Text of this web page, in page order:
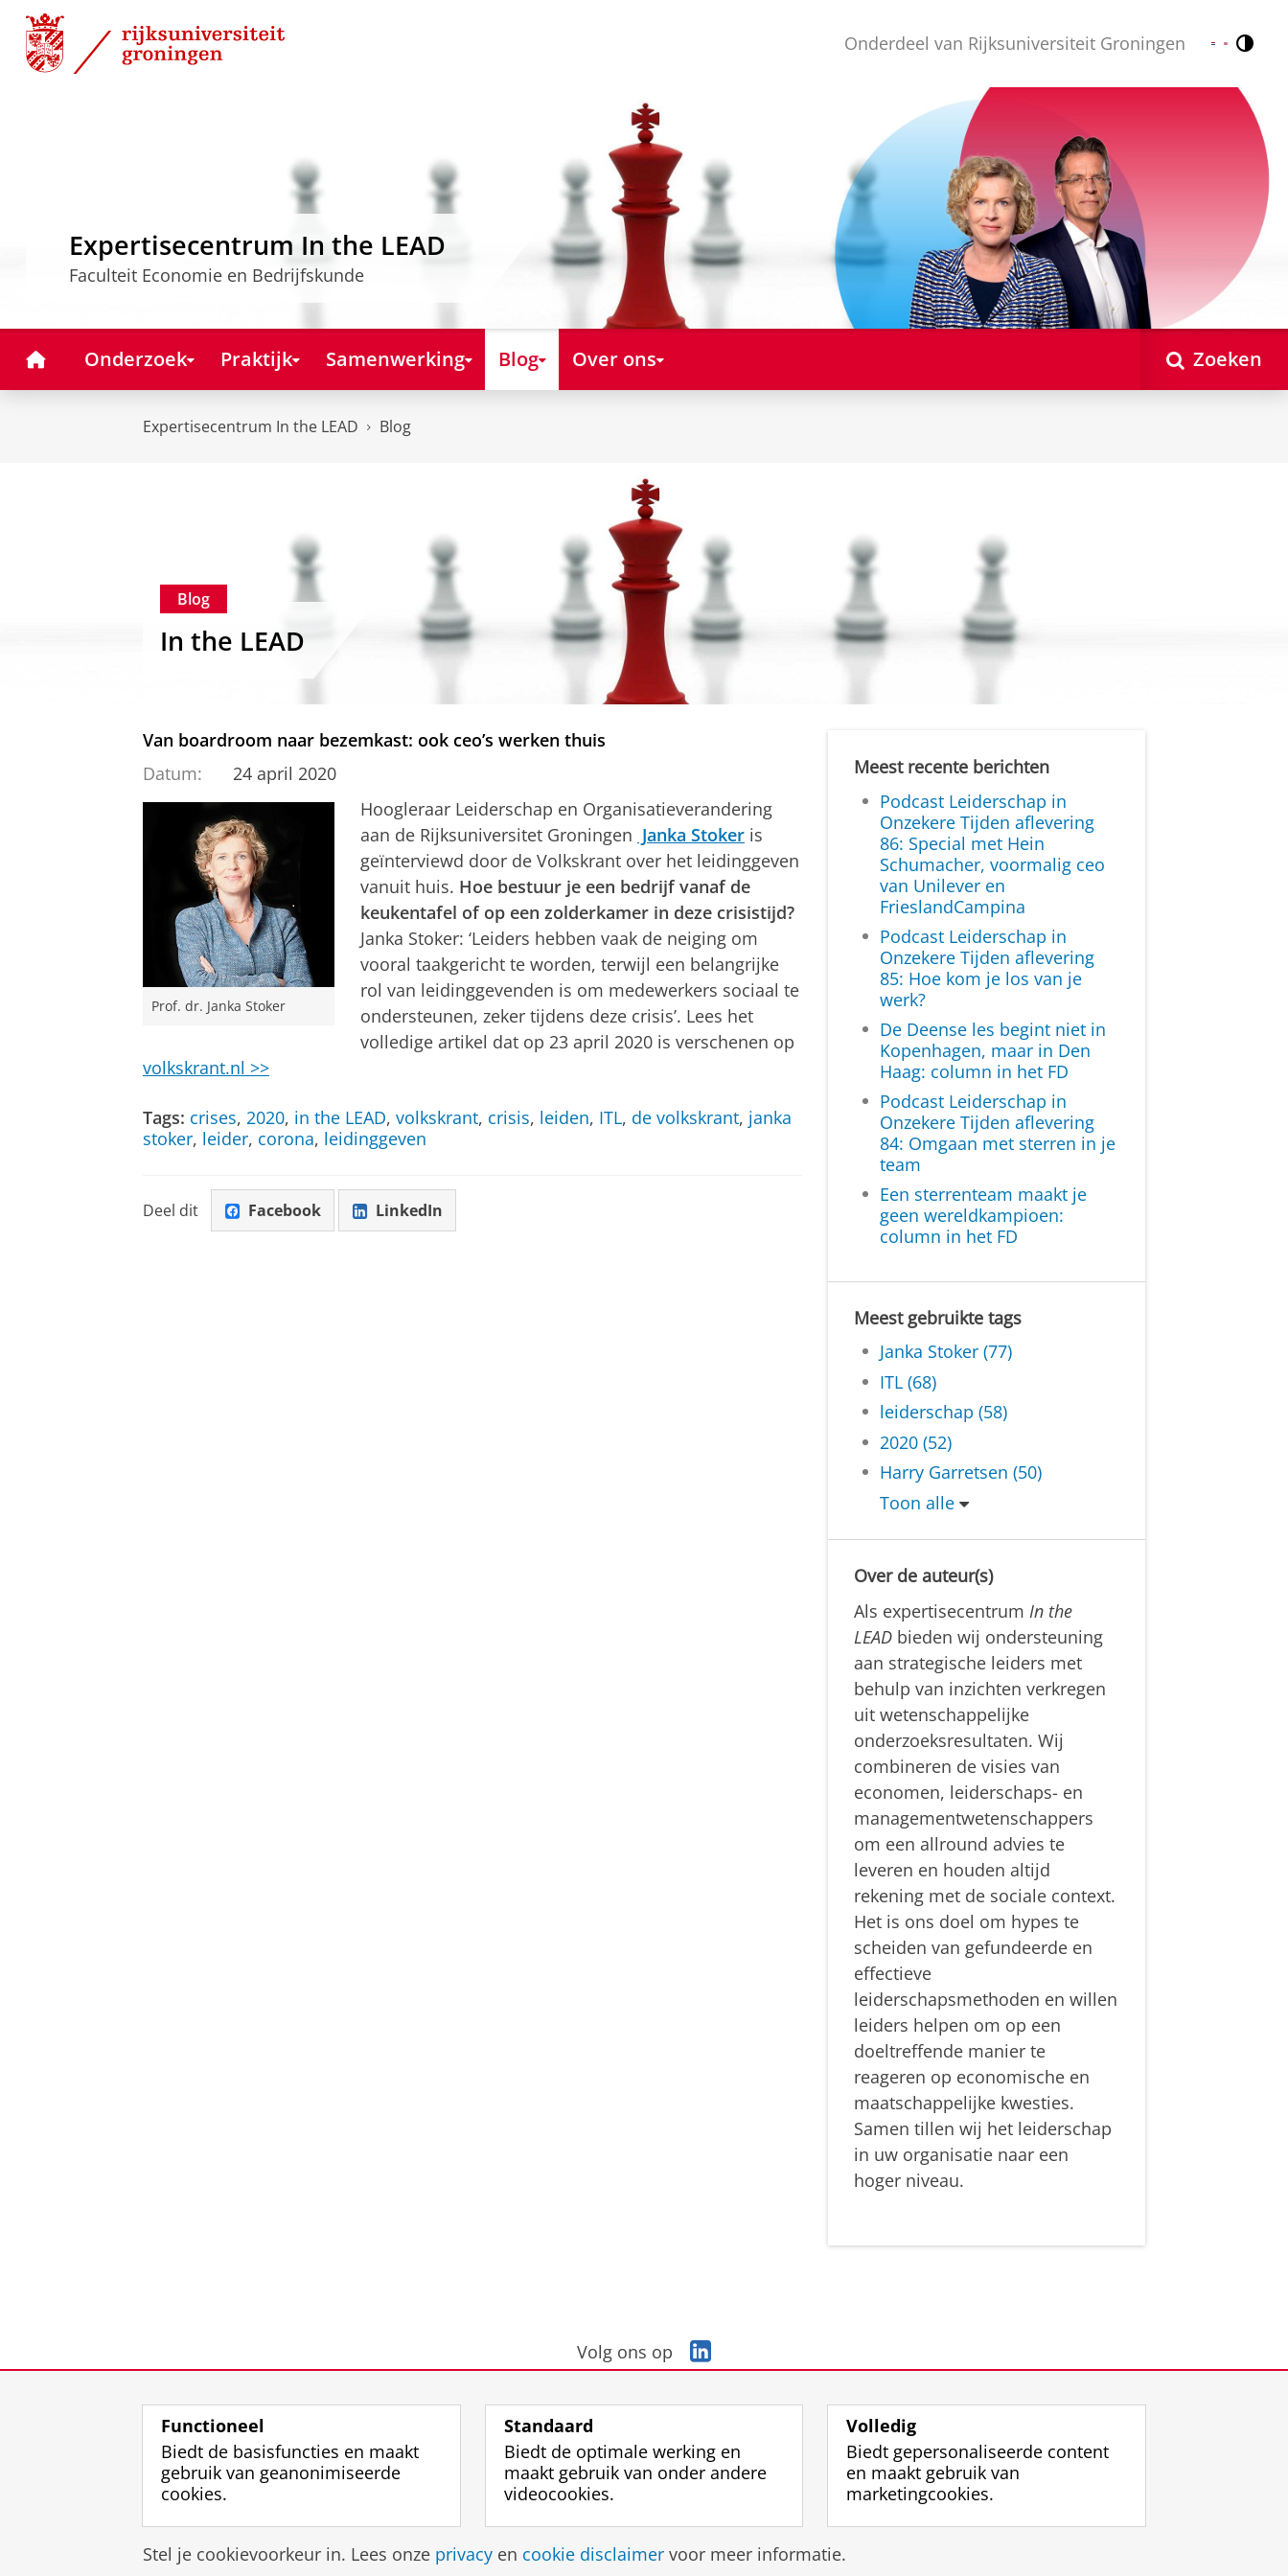
Skip
Content
Skip
Navigation
Onderdeel van Rijksuniversiteit Groningen Nederlands
English
Expertisecentrum In the LEAD
Faculteit Economie en Bedrijfskunde
HomeOnderzoek Praktijk Samenwerking Blog Over ons Zoeken
Expertisecentrum In the LEAD Blog
Blog
In the LEAD
Van boardroom naar bezemkast: ook ceo’s werken thuis
Datum:
24 april 2020
Prof. dr. Janka Stoker
Hoogleraar Leiderschap en Organisatieverandering
aan de Rijksuniversitet Groningen Janka Stoker is
geïnterviewd door de Volkskrant over het leidinggeven
vanuit huis. Hoe bestuur je een bedrijf vanaf de
keukentafel of op een zolderkamer in deze crisistijd?
Janka Stoker: ‘Leiders hebben vaak de neiging om
vooral taakgericht te worden, terwijl een belangrijke
rol van leidinggevenden is om medewerkers sociaal te
ondersteunen, zeker tijdens deze crisis’. Lees het
volledige artikel dat op 23 april 2020 is verschenen op
volkskrant.nl >>
Tags: crises, 2020, in the LEAD, volkskrant, crisis, leiden, ITL, de volkskrant, janka
stoker, leider, corona, leidinggeven
Deel dit Facebook LinkedIn
Meest recente berichten
Podcast Leiderschap in
Onzekere Tijden aflevering
86: Special met Hein
Schumacher, voormalig ceo
van Unilever en
FrieslandCampina
Podcast Leiderschap in
Onzekere Tijden aflevering
85: Hoe kom je los van je
werk?
De Deense les begint niet in
Kopenhagen, maar in Den
Haag: column in het FD
Podcast Leiderschap in
Onzekere Tijden aflevering
84: Omgaan met sterren in je
team
Een sterrenteam maakt je
geen wereldkampioen:
column in het FD
Meest gebruikte tags
Janka Stoker (77)
ITL (68)
leiderschap (58)
2020 (52)
Harry Garretsen (50)
Toon alle
Over de auteur(s)
Als expertisecentrumIn the
LEAD bieden wij ondersteuning
aan strategische leiders met
behulp van inzichten verkregen
uit wetenschappelijke
onderzoeksresultaten. Wij
combineren de visies van
economen, leiderschaps- en
managementwetenschappers
om een allround advies te
leveren en houden altijd
rekening met de sociale context.
Het is ons doel om hypes te
scheiden van gefundeerde en
effectieve
leiderschapsmethoden en willen
leiders helpen om op een
doeltreffende manier te
reageren op economische en
maatschappelijke kwesties.
Samen tillen wij het leiderschap
in uw organisatie naar een
hoger niveau.
Volg ons op
i
d
I
a
Disclaimer & Copyright Privacy Cookies Inloggen
Functioneel
Biedt de basisfuncties en maakt
gebruik van geanonimiseerde
cookies.
Standaard
Biedt de optimale werking en
maakt gebruik van onder andere
videocookies.
Volledig
Biedt gepersonaliseerde content
en maakt gebruik van
marketingcookies.
Stel je cookievoorkeur in. Lees onze privacy en cookie disclaimer voor meer informatie.